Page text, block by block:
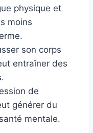
physique et
moins
son corps
entraîner des
de
générer du
mentale.